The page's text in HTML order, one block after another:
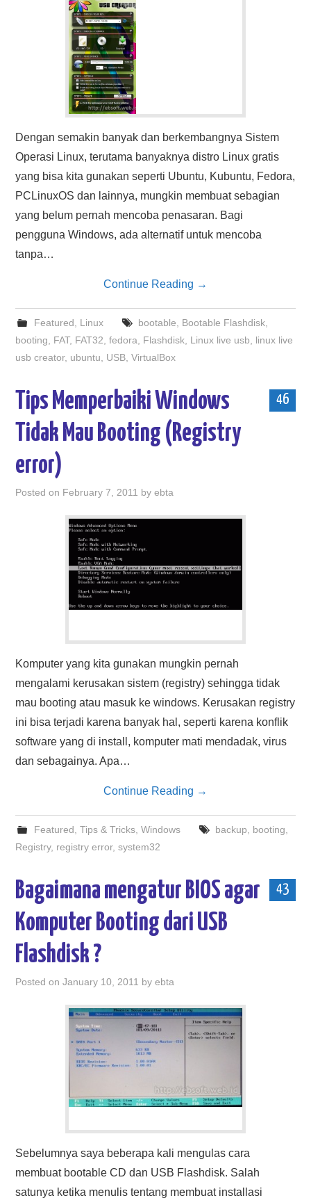
Dengan semakin banyak dan berkembangnya Sistem
Operasi Linux, terutama banyaknya distro Linux gratis
yang bisa kita gunakan seperti Ubuntu, Kubuntu, Fedora,
PCLinuxOS dan lainnya, mungkin membuat sebagian
yang belum pernah mencoba penasaran. Bagi
pengguna Windows, ada alternatif untuk mencoba
tanpa…
Continue Reading →
Featured Linux bootable Bootable Flashdisk,
booting
FAT, FAT32 ,fedora Flashdisk Linux live usb
linux live
usb creator, ubuntu USB ,VirtualBox
46
Tips Memperbaiki Windows
Tidak Mau Booting (Registry
error)
Posted on February 7, 2011 byebta
Komputer yang kita gunakan mungkin pernah
mengalami kerusakan sistem (registry) sehingga tidak
mau booting atau masuk ke windows. Kerusakan registry
ini bisa terjadi karena banyak hal, seperti karena konflik
software yang di install, komputer mati mendadak, virus
dan sebagainya. Apa…
Continue Reading →
Featured Tips & Tricks, Windows backup booting
Registry, registry error,system32
43
Bagaimana mengatur BIOS agar
Komputer Booting dari USB
Flashdisk ?
Posted onJanuary 10, 2011 byebta
Sebelumnya saya beberapa kali mengulas cara
membuat bootable CD dan USB Flashdisk. Salah
satunya ketika menulis tentang membuat installasi